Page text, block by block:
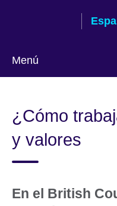
Menú
¿Cómo
y valores
En el British